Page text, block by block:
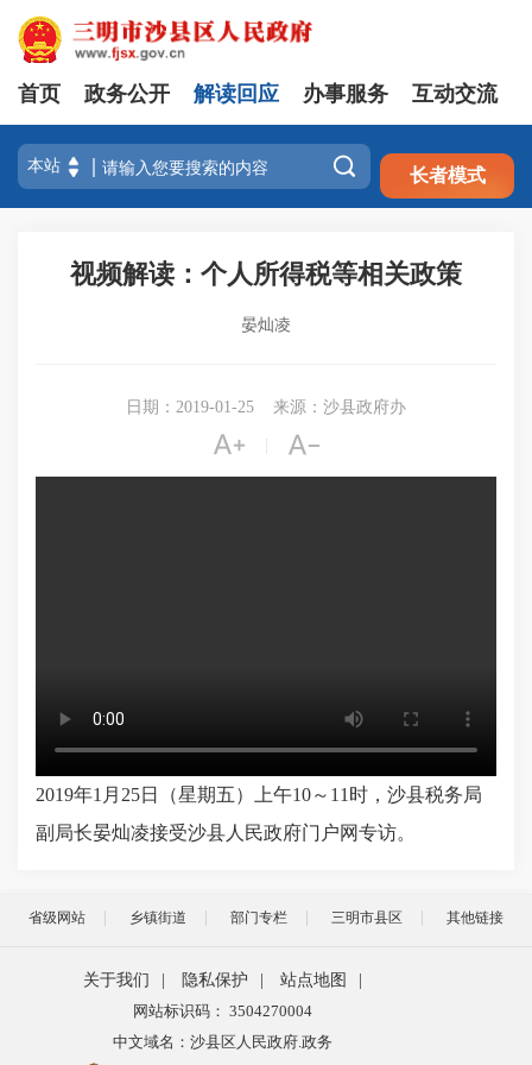
注册 登录
首页 政务公开 解读回应 办事服务 互动交流
 长者模式
视频解读：个人所得税等相关政策
晏灿凌
日期：2019-01-25 来源：沙县政府办
 
2019年1月25日（星期五）上午10～11时，沙县税务局
副局长晏灿凌接受沙县人民政府门户网专访。
省级网站 乡镇街道 部门专栏 三明市县区 其他链接
关于我们 隐私保护 站点地图
网站标识码： 3504270004
中文域名：沙县区人民政府.政务